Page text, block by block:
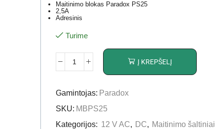
Maitinimo blokas Paradox PS25
2,5A
Adresinis
Turime
Į KREPŠELĮ
Gamintojas: Paradox
SKU: MBPS25
Kategorijos: 12 V AC, DC, Maitinimo šaltiniai